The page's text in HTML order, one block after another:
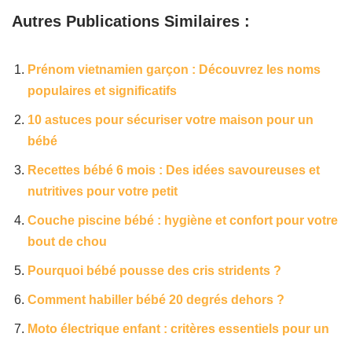
Autres Publications Similaires :
Prénom vietnamien garçon : Découvrez les noms
populaires et significatifs
10 astuces pour sécuriser votre maison pour un
bébé
Recettes bébé 6 mois : Des idées savoureuses et
nutritives pour votre petit
Couche piscine bébé : hygiène et confort pour votre
bout de chou
Pourquoi bébé pousse des cris stridents ?
Comment habiller bébé 20 degrés dehors ?
Moto électrique enfant : critères essentiels pour un